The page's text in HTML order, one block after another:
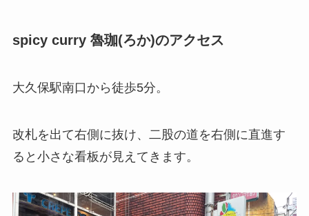
spicy curry 魯珈(ろか)のアクセス
大久保駅南口から徒歩5分。
改札を出て右側に抜け、二股の道を右側に直進す
ると小さな看板が見えてきます。